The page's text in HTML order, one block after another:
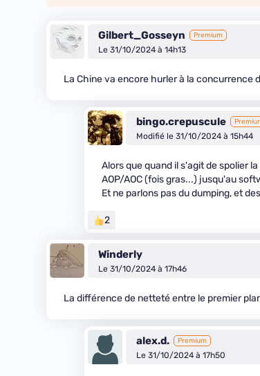
Gilbert_Gosseyn Premium
Le 31/10/2024 à 14h13
La Chine va encore hurler à la concurrence
bingo.crepuscule
Modifié le 31/10/2024 à 15h44
Alors que quand il s'agit de spolier
AOP/AOC (fois gras...) jusqu'au
Et ne parlons pas du dumping, et
2
Winderly
Le 31/10/2024 à 17h46
La différence de netteté entre le premier
alex.d. Premium
Le 31/10/2024 à 17h50